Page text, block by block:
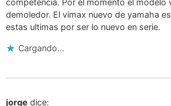
competencia. Por el momento el modelo
demoledor. El vimax nuevo de yamaha
estas ultimas por ser lo nuevo en serie.
Cargando...
jorge dice: